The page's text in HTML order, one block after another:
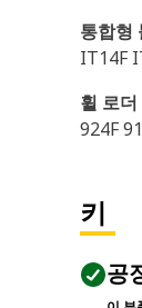
통합형
IT14F
휠 로더
924F
키
공